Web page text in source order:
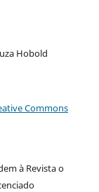
Hobold
Commons
à Revista o